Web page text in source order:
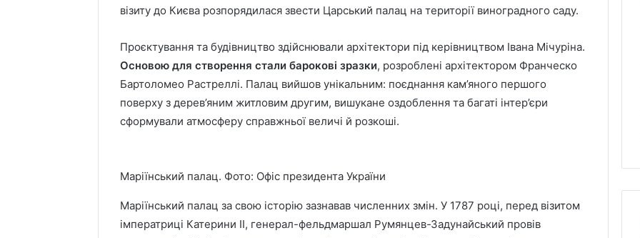
візиту до Києва розпорядилася звести Царський палац на території виноградного саду.
Проєктування та будівництво здійснювали архітектори під керівництвом Івана Мічуріна.
Основою для створення стали барокові зразки, розроблені архітектором Франческо
Бартоломео Растреллі. Палац вийшов унікальним: поєднання кам’яного першого
поверху з дерев’яним житловим другим, вишукане оздоблення та багаті інтер’єри
сформували атмосферу справжньої величі й розкоші.
Маріїнський палац. Фото: Офіс президента України
Маріїнський палац за свою історію зазнавав численних змін. У 1787 році, перед візитом
імператриці Катерини II, генерал-фельдмаршал Румянцев-Задунайський провів